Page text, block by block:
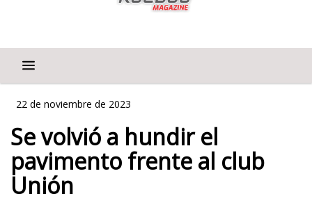
22 de noviembre de 2023
Se volvió a hundir el
pavimento frente al club
Unión